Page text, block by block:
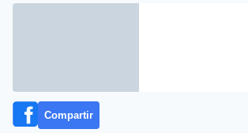
Compartir